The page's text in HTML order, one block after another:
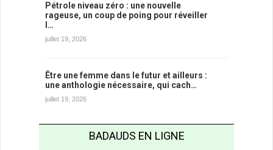
Pétrole niveau zéro : une nouvelle
rageuse, un coup de poing pour réveiller
l…
juillet 19, 2026
Être une femme dans le futur et ailleurs :
une anthologie nécessaire, qui cach…
juillet 19, 2026
BADAUDS EN LIGNE